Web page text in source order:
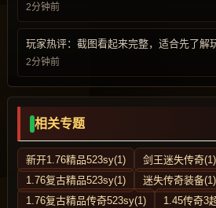
2分钟前
玩家热评：截图看起来完整，适合先了解
2分钟前
相关专题
新开1.76精品523sy(1)
剑王迷失传奇(1)
1.76复古精品523sy(1)
迷失传奇装备(1)
1.76复古精品传奇523sy(1)
1.45传奇3